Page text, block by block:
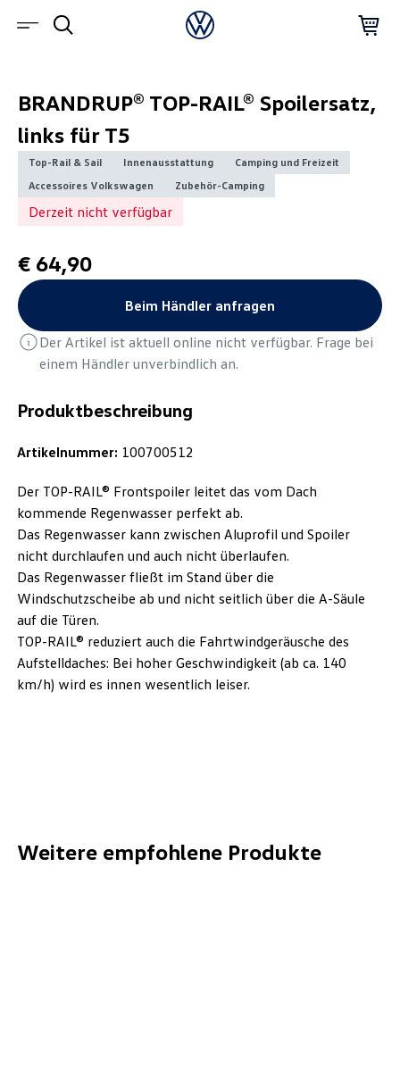
Produktbeschreibung
Artikelnummer: 100700512
Der TOP-RAIL® Frontspoiler leitet das vom Dach
kommende Regenwasser perfekt ab.
Das Regenwasser kann zwischen Aluprofil und Spoiler
nicht durchlaufen und auch nicht überlaufen.
Das Regenwasser fließt im Stand über die
Windschutzscheibe ab und nicht seitlich über die A-Säule
auf die Türen.
TOP-RAIL® reduziert auch die Fahrtwindgeräusche des
Aufstelldaches: Bei hoher Geschwindigkeit (ab ca. 140
km/h) wird es innen wesentlich leiser.
BRANDRUP® TOP-RAIL® Spoilersatz,
links für T5
Top-Rail & Sail Innenausstattung
Camping und Freizeit
Accessoires Volkswagen
Zubehör-Camping
Derzeit nicht verfügbar
€ 64,90
Beim Händler anfragen
Der Artikel ist aktuell online nicht verfügbar. Frage bei
einem Händler unverbindlich an.
Weitere empfohlene Produkte